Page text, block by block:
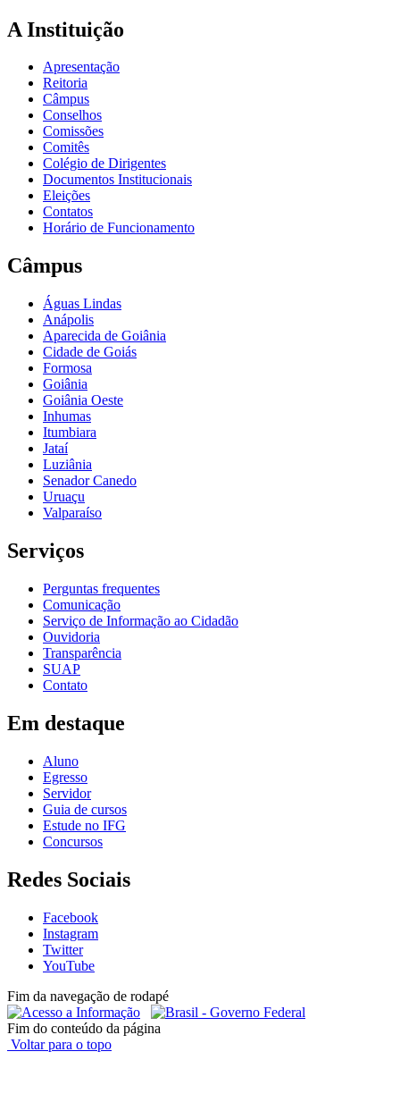
A Instituição
Apresentação
Reitoria
Câmpus
Conselhos
Comissões
Comitês
Colégio de Dirigentes
Documentos Institucionais
Eleições
Contatos
Horário de Funcionamento
Câmpus
Águas Lindas
Anápolis
Aparecida de Goiânia
Cidade de Goiás
Formosa
Goiânia
Goiânia Oeste
Inhumas
Itumbiara
Jataí
Luziânia
Senador Canedo
Uruaçu
Valparaíso
Serviços
Perguntas frequentes
Comunicação
Serviço de Informação ao Cidadão
Ouvidoria
Transparência
SUAP
Contato
Em destaque
Aluno
Egresso
Servidor
Guia de cursos
Estude no IFG
Concursos
Redes Sociais
Facebook
Instagram
Twitter
YouTube
Fim da navegação de rodapé
Fim do conteúdo da página
Voltar para o topo